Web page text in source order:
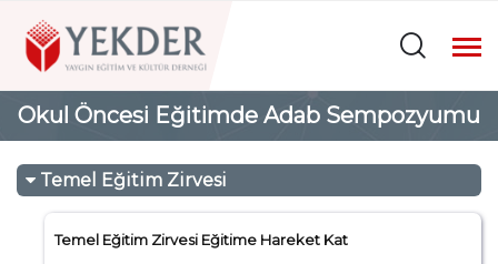
Okul Öncesi Eğitimde Adab Sempozyumu
Temel Eğitim Zirvesi
Temel Eğitim Zirvesi Eğitime Hareket Kat